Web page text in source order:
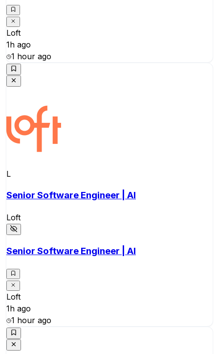
Loft
1h ago
1 hour ago
L
Senior Software Engineer | AI
Loft
Senior Software Engineer | AI
Loft
1h ago
1 hour ago